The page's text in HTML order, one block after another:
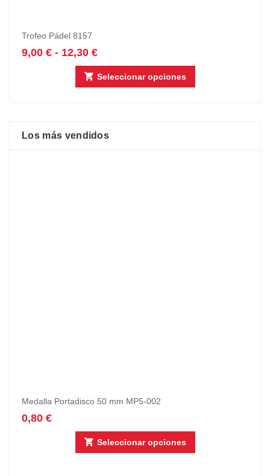
Trofeo Pádel 8157
9,00 € - 12,30 €
Seleccionar opciones
Los más vendidos
Medalla Portadisco 50 mm MP5-002
0,80 €
Seleccionar opciones